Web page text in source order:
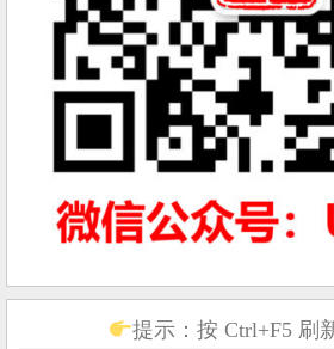
提示：按 Ctrl+F5 刷